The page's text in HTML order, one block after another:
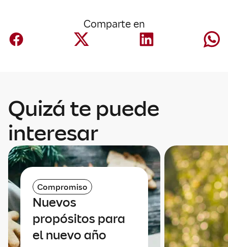
Comparte en
Quizá te puede
interesar
Compromiso
Nuevos
propósitos para
el nuevo año